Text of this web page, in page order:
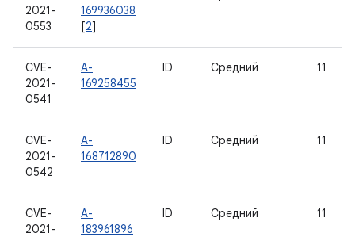
2021-
0553
169936038
[2]
CVE-
2021-
0541
A-
169258455
ID Средний 11
CVE-
2021-
0542
A-
168712890
ID Средний 11
CVE-
2021-
A-
183961896
ID Средний 11